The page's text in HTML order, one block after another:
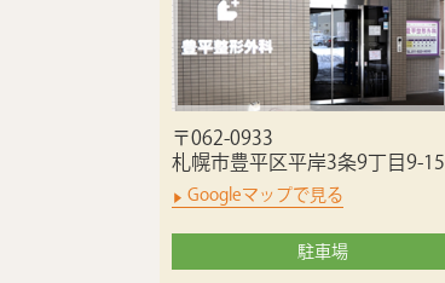
〒062-0933
札幌市豊平区平岸3条9丁目9-15
Googleマップで見る
駐車場